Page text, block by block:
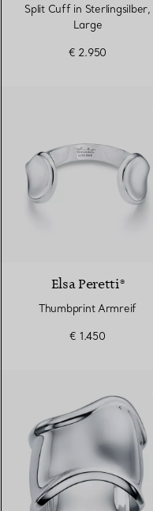
Split Cuff in Sterlingsilber,
Large
€ 2.950
Elsa Peretti®
Thumbprint Armreif
€ 1.450